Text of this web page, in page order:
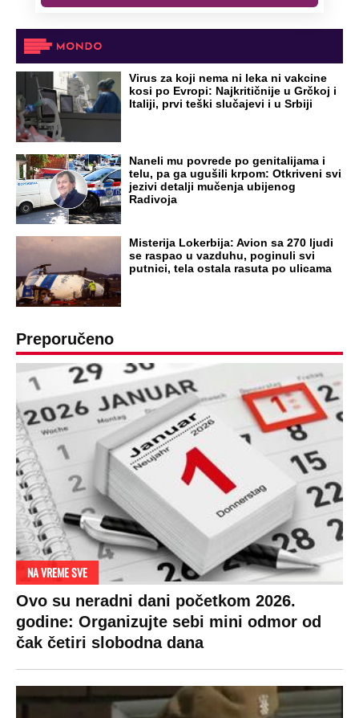
tako: "Ti si svoje srpsko izdala"
RAJ!
Žene u Srbiji su poludele za njima,
koštaju 100 evra, a neke i 2.000 dinara!
SPREMITE SE
Za posnu slavsku trpezu ove godine treba
izdvojiti ozbiljnu sumu novca: Nečija cela